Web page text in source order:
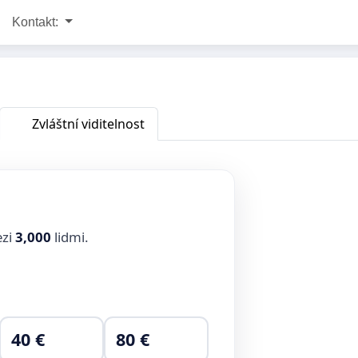
Kontakt:
Zvláštní viditelnost
3,000 lidmi.
40 € 80 €